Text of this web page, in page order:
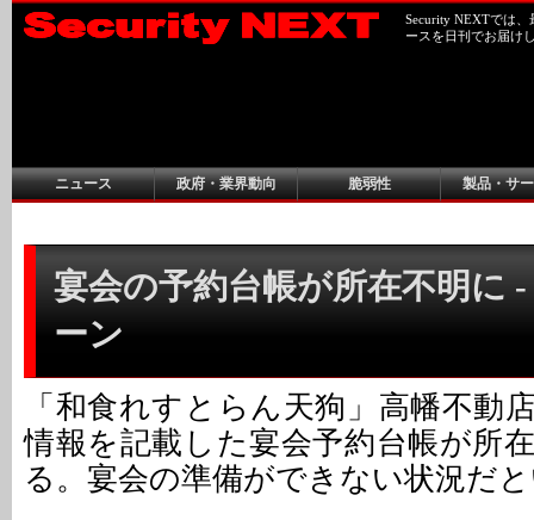
Security NEXTでは
ースを日刊でお届け
ニュース 政府・業界動向 脆弱性 製品・サ
宴会の予約台帳が所在不明に
ーン
「和食れすとらん天狗」高幡不動
情報を記載した宴会予約台帳が所
る。宴会の準備ができない状況だ